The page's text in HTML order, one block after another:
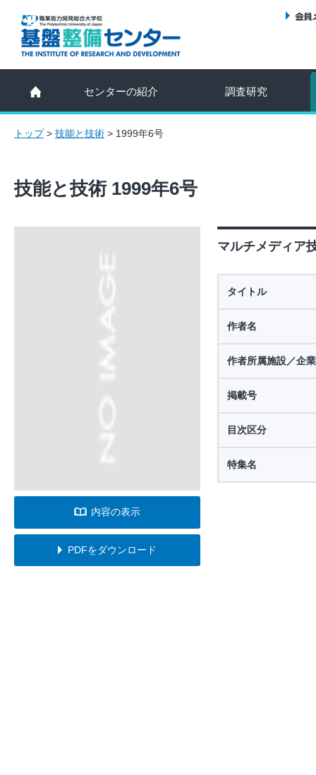
センターの紹介 調査研究
トップ> 技能と技術 > 1999年6号
技能と技術 1999年6号
内容の表示
PDFをダウンロード
マルチメディア
タイトル
作者名
作者所属施設／企業
掲載号
目次区分
特集名